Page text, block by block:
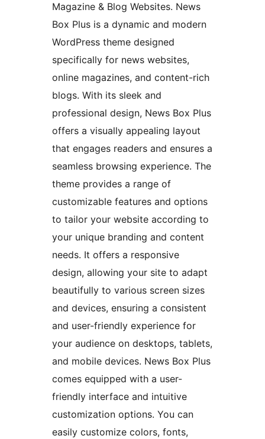
Magazine & Blog Websites. News
Box Plus is a dynamic and modern
WordPress theme designed
specifically for news websites,
online magazines, and content-rich
blogs. With its sleek and
professional design, News Box Plus
offers a visually appealing layout
that engages readers and ensures a
seamless browsing experience. The
theme provides a range of
customizable features and options
to tailor your website according to
your unique branding and content
needs. It offers a responsive
design, allowing your site to adapt
beautifully to various screen sizes
and devices, ensuring a consistent
and user-friendly experience for
your audience on desktops, tablets,
and mobile devices. News Box Plus
comes equipped with a user-
friendly interface and intuitive
customization options. You can
easily customize colors, fonts,